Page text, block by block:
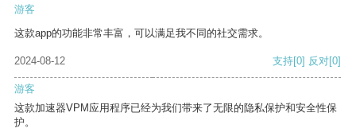
游客
这款app的功能非常丰富，可以满足我不同的社交需求。
2024-08-12 支持[0] 反对[0]
游客
这款加速器VPM应用程序已经为我们带来了无限的隐私保护和安全性保
护。